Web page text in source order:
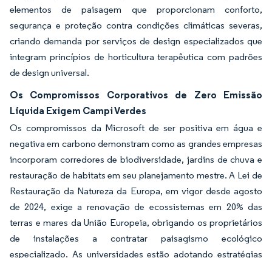
elementos de paisagem que proporcionam conforto,
segurança e proteção contra condições climáticas severas,
criando demanda por serviços de design especializados que
integram princípios de horticultura terapêutica com padrões
de design universal.
Os Compromissos Corporativos de Zero Emissão
Líquida Exigem Campi Verdes
Os compromissos da Microsoft de ser positiva em água e
negativa em carbono demonstram como as grandes empresas
incorporam corredores de biodiversidade, jardins de chuva e
restauração de habitats em seu planejamento mestre. A Lei de
Restauração da Natureza da Europa, em vigor desde agosto
de 2024, exige a renovação de ecossistemas em 20% das
terras e mares da União Europeia, obrigando os proprietários
de instalações a contratar paisagismo ecológico
especializado. As universidades estão adotando estratégias